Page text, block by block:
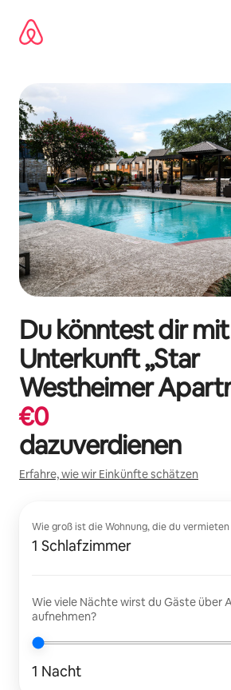
Inhalten
springen
Du könntest dir
Unterkunft „Star
Westheimer
€0
dazuverdienen
Erfahre, wie wir Einkünfte schätzen
Wie groß ist die Wohnung, die du
1 Schlafzimmer
Wie viele Nächte wirst du Gäste über
aufnehmen?
1 Nacht